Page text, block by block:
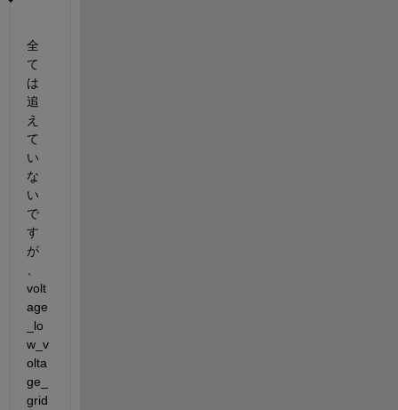
全
て
は
追
え
て
い
な
い
で
す
が
volt
age
_lo
w_v
olta
ge_
grid